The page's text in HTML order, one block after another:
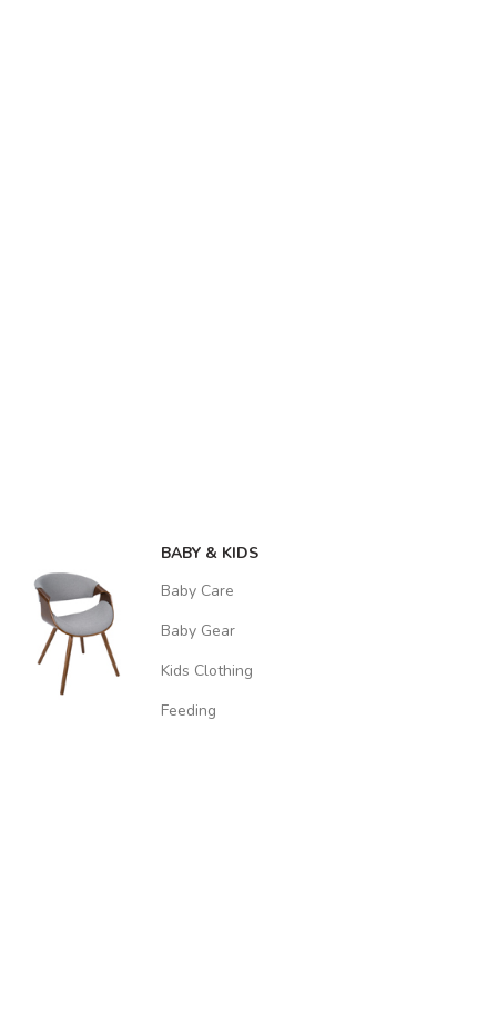
BABY & KIDS
Baby Care
Baby Gear
Kids Clothing
Feeding